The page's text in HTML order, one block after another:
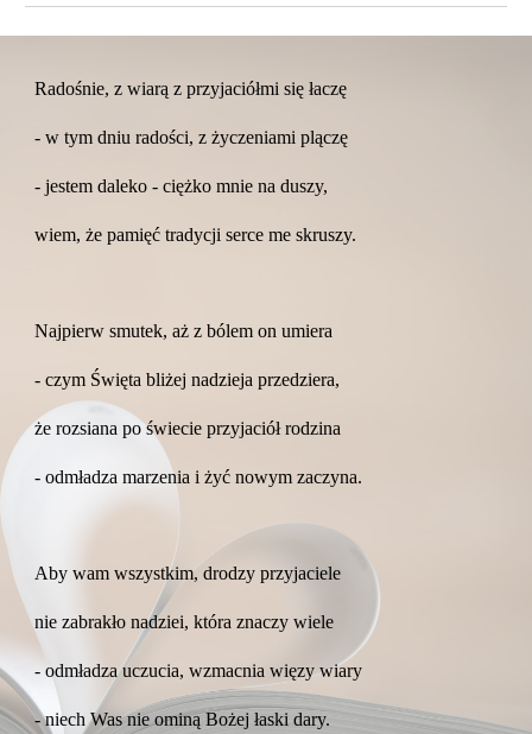
Radośnie, z wiarą z przyjaciółmi się łaczę
- w tym dniu radości, z życzeniami plączę
- jestem daleko - ciężko mnie na duszy,
wiem, że pamięć tradycji serce me skruszy.
Najpierw smutek, aż z bólem on umiera
- czym Święta bliżej nadzieja przedziera,
że rozsiana po świecie przyjaciół rodzina
- odmładza marzenia i żyć nowym zaczyna.
Aby wam wszystkim, drodzy przyjaciele
nie zabrakło nadziei, która znaczy wiele
- odmładza uczucia, wzmacnia więzy wiary
- niech Was nie ominą Bożej łaski dary.